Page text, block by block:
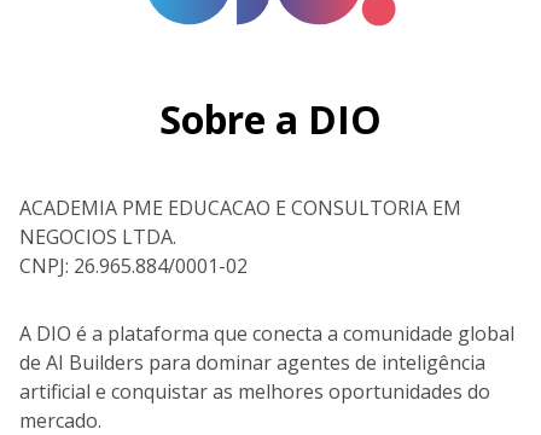
Sobre a DIO
ACADEMIA PME EDUCACAO E CONSULTORIA EM
NEGOCIOS LTDA.
CNPJ: 26.965.884/0001-02
A DIO é a plataforma que conecta a comunidade global
de AI Builders para dominar agentes de inteligência
artificial e conquistar as melhores oportunidades do
mercado.